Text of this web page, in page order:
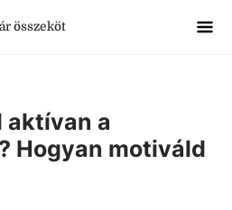
összeköt
aktívan a
Hogyan motiváld